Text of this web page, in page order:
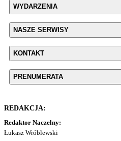
WYDARZENIA
NASZE SERWISY
KONTAKT
PRENUMERATA
REDAKCJA:
Redaktor Naczelny:
Łukasz Wróblewski